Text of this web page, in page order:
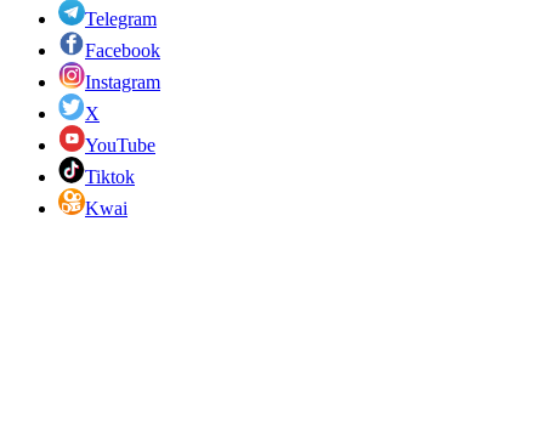
Telegram
Facebook
Instagram
X
YouTube
Tiktok
Kwai